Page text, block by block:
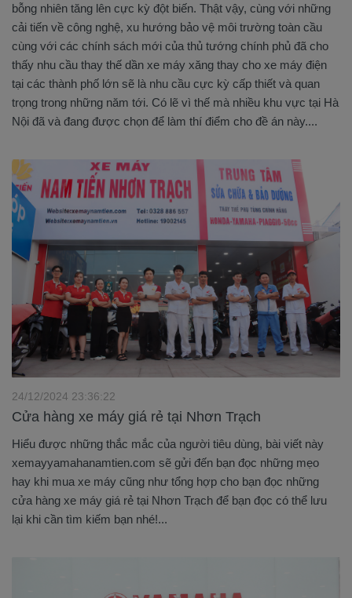
bỗng nhiên tăng lên cực kỳ đột biến. Thật vậy, cùng với những
cải tiến về công nghệ, xu hướng bảo vệ môi trường toàn cầu
cùng với các chính sách mới của thủ tướng chính phủ đã cho
thấy nhu cầu thay thế dần xe máy xăng thay cho xe máy điện
tại các thành phố lớn sẽ là nhu cầu cực kỳ cấp thiết và quan
trọng trong những năm tới. Có lẽ vì thế mà nhiều khu vực tại Hà
Nội đã và đang được chọn để làm thí điểm cho đề án này....
Cửa hàng xe máy giá rẻ tại Nhơn Trạch
24/12/2024 23:36:22
Hiểu được những thắc mắc của người tiêu dùng, bài viết này
xemayyamahanamtien.com sẽ gửi đến bạn đọc những mẹo
hay khi mua xe máy cũng như tổng hợp cho bạn đọc những
cửa hàng xe máy giá rẻ tại Nhơn Trạch để bạn đọc có thể lưu
lại khi cần tìm kiếm bạn nhé!...